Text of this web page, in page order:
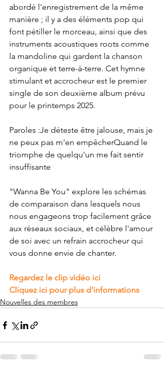
abordé l'enregistrement de la même
manière ; il y a des éléments pop qui
font pétiller le morceau, ainsi que des
instruments acoustiques roots comme
la mandoline qui gardent la chanson
organique et terre-à-terre. Cet hymne
stimulant et accrocheur est le premier
single de son deuxième album prévu
pour le printemps 2025.
Paroles :Je déteste être jalouse, mais je
ne peux pas m'en empêcherQuand le
triomphe de quelqu'un me fait sentir
insuffisante
"Wanna Be You" explore les schémas
de comparaison dans lesquels nous
nous engageons trop facilement grâce
aux réseaux sociaux, et célèbre l'amour
de soi avec un refrain accrocheur qui
vous donne envie de chanter.
Regardez le clip vidéo ici
Cliquez ici pour plus d'informations
Nouvelles des membres